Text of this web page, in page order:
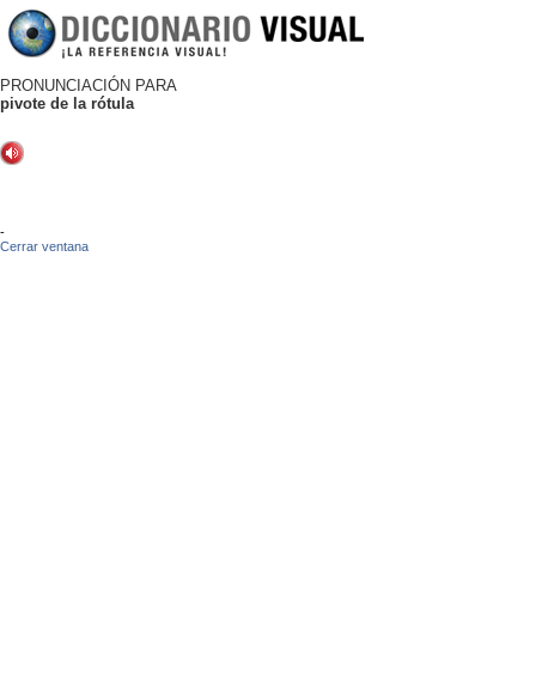
PRONUNCIACIÓN PARA
pivote de la rótula
-
Cerrar ventana